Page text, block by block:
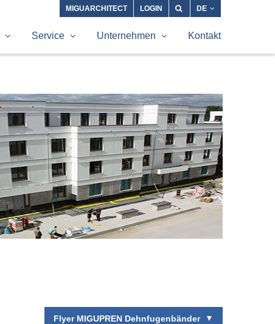
MIGUARCHITECT LOGIN DE
Service Unternehmen Kontakt
Flyer MIGUPREN Dehnfugenbänder